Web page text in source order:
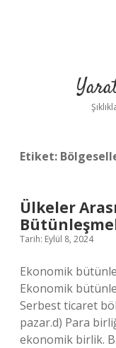
Etiket:
Ülkeler
Tarih: Eylül 8, 2024
Ekonomik
Ekonomik
Serbest ticaret
pazar.d) Para
ekonomik birlik.